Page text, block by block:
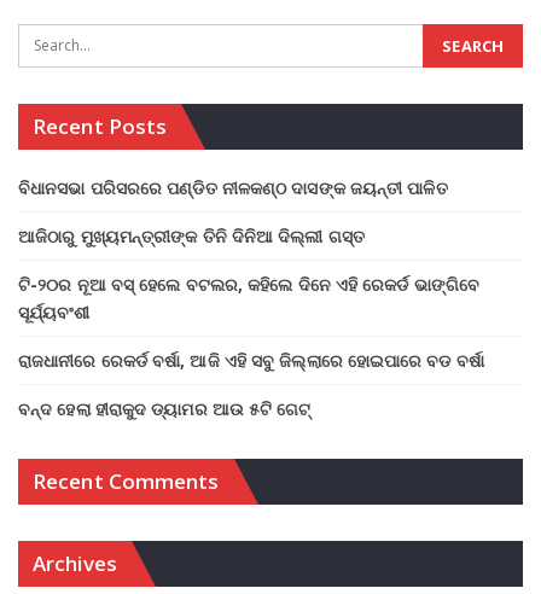
Recent Posts
ବିଧାନସଭା ପରିସରରେ ପଣ୍ଡିତ ନୀଳକଣ୍ଠ ଦାସଙ୍କ ଜୟନ୍ତୀ ପାଳିତ
ଆଜିଠାରୁ ମୁଖ୍ୟମନ୍ତ୍ରୀଙ୍କ ତିନି ଦିନିଆ ଦିଲ୍ଲୀ ଗସ୍ତ
ଟି-୨୦ର ନୂଆ ବସ୍ ହେଲେ ବଟଲର, କହିଲେ ଦିନେ ଏହି ରେକର୍ଡ ଭାଙ୍ଗିବେ
ସୂର୍ଯ୍ୟବଂଶୀ
ରାଜଧାନୀରେ ରେକର୍ଡ ବର୍ଷା, ଆଜି ଏହି ସବୁ ଜିଲ୍ଲାରେ ହୋଇପାରେ ବଡ ବର୍ଷା
ବନ୍ଦ ହେଲା ହୀରାକୁଦ ଡ୍ୟାମର ଆଉ ୫ଟି ଗେଟ୍
Recent Comments
Archives